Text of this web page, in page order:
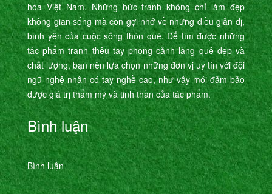
hóa Việt Nam. Những bức tranh không chỉ làm đẹp
không gian sống mà còn gợi nhớ về những điều giản dị,
bình yên của cuộc sống thôn quê. Để tìm được những
tác phẩm tranh thêu tay phong cảnh làng quê đẹp và
chất lượng, bạn nên lựa chọn những đơn vị uy tín với đội
ngũ nghệ nhân có tay nghề cao, như vậy mới đảm bảo
được giá trị thẩm mỹ và tinh thần của tác phẩm.
Bình luận
Bình luận